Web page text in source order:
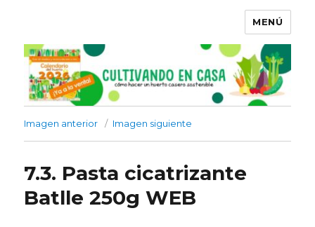
MENÚ
Imagen anterior Imagen siguiente
7.3. Pasta cicatrizante
Batlle 250g WEB